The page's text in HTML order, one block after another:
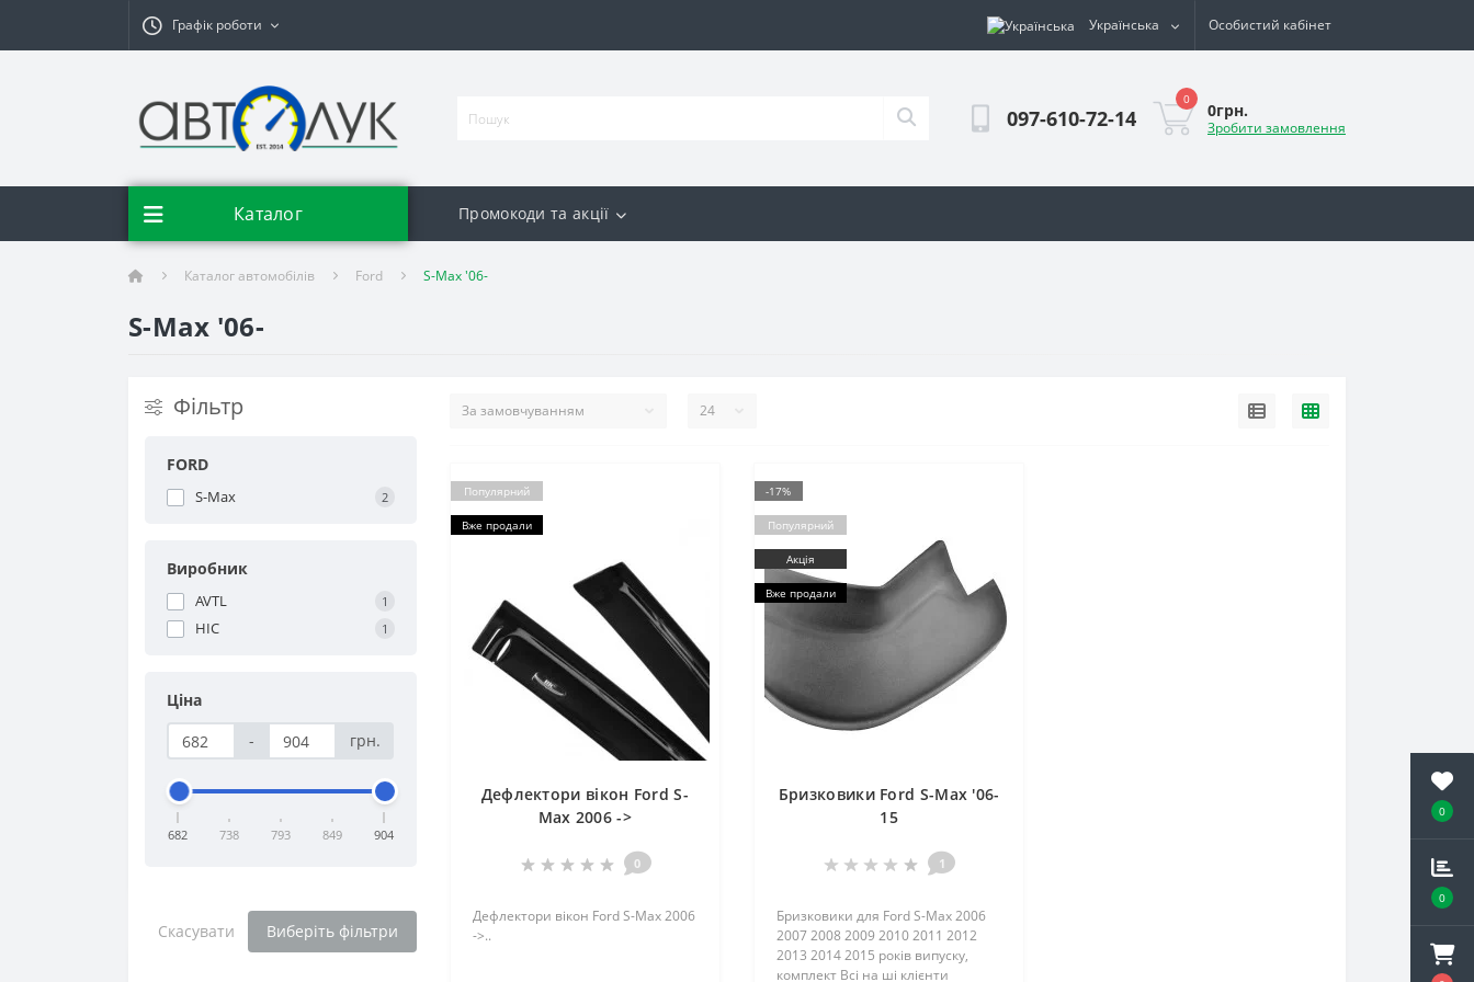
0
0
Графік роботи Українська Особистий кабінет
097-610-72-14
0
0грн.
Зробити замовлення
Каталог Промокоди та акції
Каталог автомобілів Ford S-Max '06-
S-Max '06-
Фільтр
FORD
S-Max 2
Виробник
AVTL 1
HIC 1
Ціна
-
грн.
682 738 793 849 904
Скасувати Виберіть фільтри
Популярний
Вже продали
Дефлектори вікон Ford S-
Max 2006 ->
0
Дефлектори вікон Ford S-Max 2006
->..
-17%
Популярний
Акція
Вже продали
Бризковики Ford S-Max '06-
15
1
Бризковики для Ford S-Max 2006
2007 2008 2009 2010 2011 2012
2013 2014 2015 років випуску,
комплект Всі на ші клієнти